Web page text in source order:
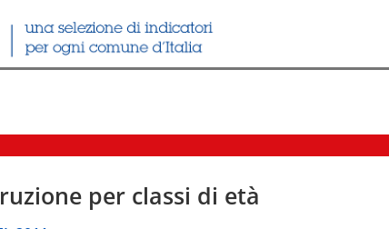
per classi di età